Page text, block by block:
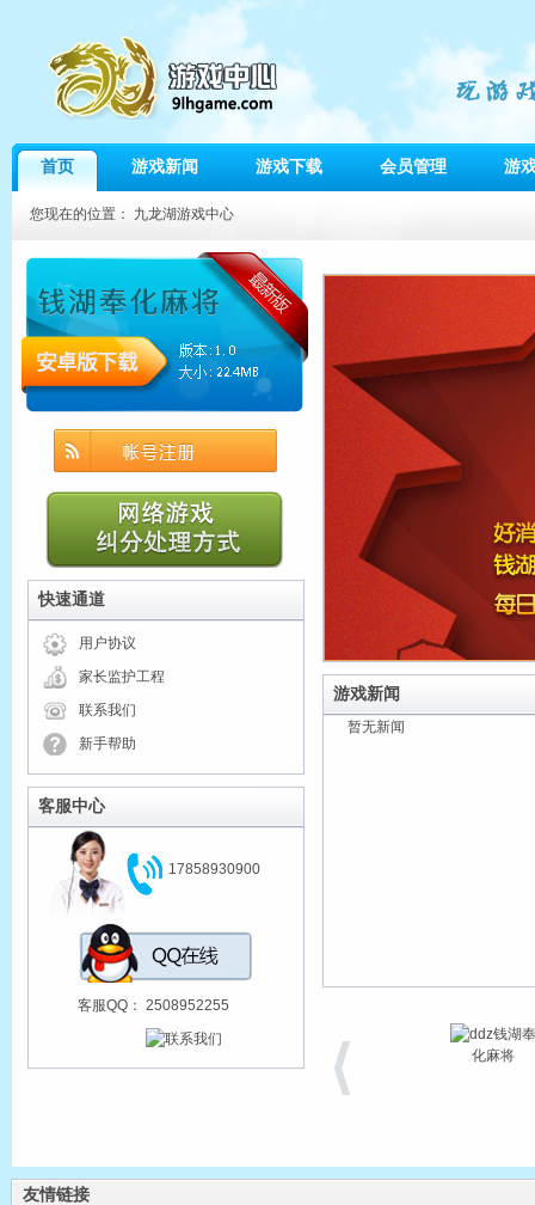
首页 游戏新闻 游戏下载 会员管理 游
您现在的位置： 九龙湖游戏中心
快速通道
用户协议
家长监护工程
联系我们
新手帮助
客服中心
17858930900
客服QQ： 2508952255
游戏新闻
暂无新闻
钱湖奉
化麻将
友情链接